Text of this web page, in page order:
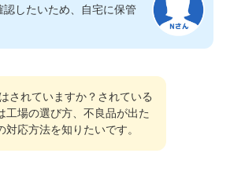
したいため、自宅に保管
されていますか？されている
工場の選び方、不良品が出た
対応方法を知りたいです。